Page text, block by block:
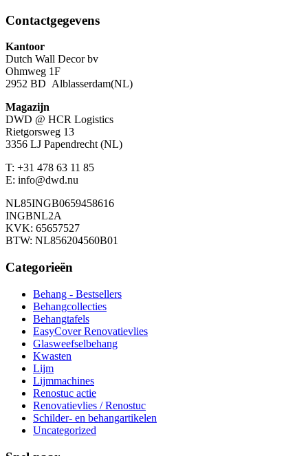
Contactgegevens
Kantoor
Dutch Wall Decor bv
Ohmweg 1F
2952 BD Alblasserdam(NL)
Magazijn
DWD @ HCR Logistics
Rietgorsweg 13
3356 LJ Papendrecht (NL)
T: +31 478 63 11 85
E: info@dwd.nu
NL85INGB0659458616
INGBNL2A
KVK: 65657527
BTW: NL856204560B01
Categorieën
Behang - Bestsellers
Behangcollecties
Behangtafels
EasyCover Renovatievlies
Glasweefselbehang
Kwasten
Lijm
Lijmmachines
Renostuc actie
Renovatievlies / Renostuc
Schilder- en behangartikelen
Uncategorized